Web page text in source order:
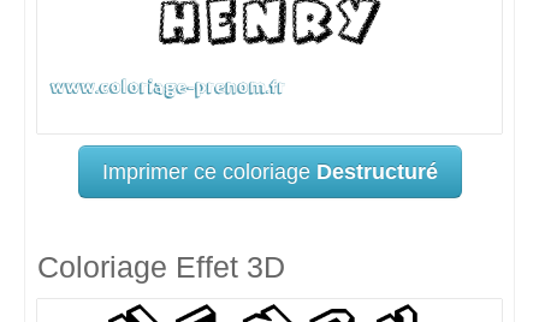
Imprimer ce coloriage Destructuré
Coloriage Effet 3D